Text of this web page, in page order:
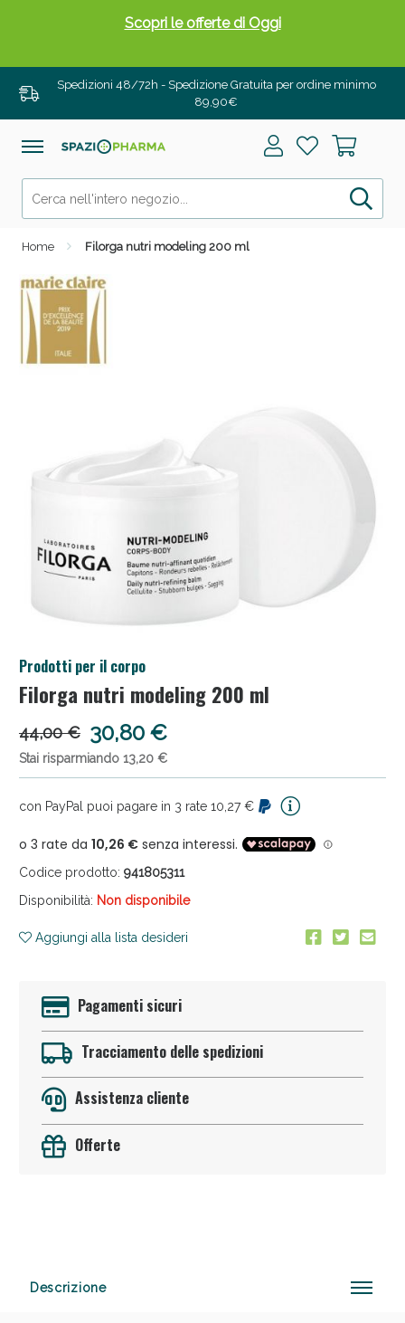
Spedizioni 48/72h - Spedizione Gratuita per ordine minimo
89,90€
Home Filorga nutri modeling 200 ml
Prodotti per il corpo
Filorga nutri modeling 200 ml
44,00 € 30,80 €
Stai risparmiando 13,20 €
con PayPal puoi pagare in 3 rate 10,27 €
Codice prodotto: 941805311
Disponibilità: Non disponibile
Aggiungi alla lista desideri
Pagamenti sicuri
Tracciamento delle spedizioni
Assistenza cliente
Offerte
Descrizione
Scopri le offerte di Oggi
Drenanti e Pancia Piatta: Sconti fino al 55% validi
Salini e Multivitaminici: oggi Sconto extra fino al
Anticellulite e Fanghi: Sconto fino al 40% valido